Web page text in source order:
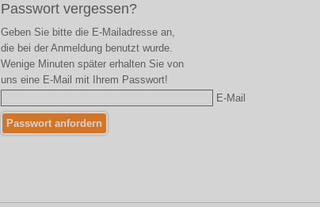
Passwort vergessen?
Geben Sie bitte die E-Mailadresse an,
die bei der Anmeldung benutzt wurde.
Wenige Minuten später erhalten Sie von
uns eine E-Mail mit Ihrem Passwort!
E-Mail